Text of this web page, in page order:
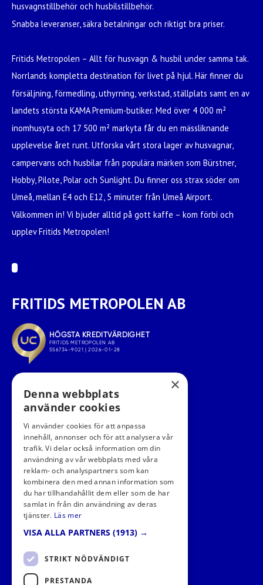
husvagnstillbehör och husbilstillbehör.
Snabba leveranser, säkra betalningar och riktigt bra priser.
Fritids Metropolen – Allt för husvagn & husbil under samma tak.
Norrlands kompletta destination för livet på hjul. Här finner du
försäljning, förmedling, uthyrning, verkstad, ställplats samt en av
landets största KAMA Premium-butiker. Med över 4 000 m²
inomhusyta och 17 500 m² markyta får du en mässliknande
upplevelse året runt. Utforska vårt stora lager av husvagnar,
campervans och husbilar från populära märken som Bürstner,
Hobby, Pilote, Polar och Sunlight. Du finner oss strax söder om
Umeå, mellan E4 och E12, 5 minuter från Umeå Airport.
Välkommen in! Vi bjuder alltid på gott kaffe – kom förbi och
upplev Fritids Metropolen!
FRITIDS METROPOLEN AB
FÖLJ OSS I SOCIALA MEDIER
×
Denna webbplats
använder cookies
Vi använder cookies för att anpassa
innehåll, annonser och för att analysera vår
trafik. Vi delar också information om din
användning av vår webbplats med våra
reklam- och analyspartners som kan
kombinera den med annan information som
du har tillhandahållit dem eller som de har
samlat in från din användning av deras
tjänster. Läs mer
VISA ALLA PARTNERS (1913) →
STRIKT NÖDVÄNDIGT
PRESTANDA